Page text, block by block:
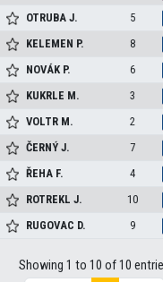
OTRUBAJ. 5
KELEMEN P. 8
NOVÁK P. 6
KUKRLE M. 3
VOLTR M. 2
ČERNÝJ. 7
ŘEHA F. 4
ROTREKLJ. 10
RUGOVAC D. 9
Showing 1 to 10 of 10